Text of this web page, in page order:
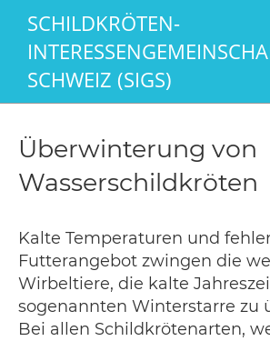
SCHILDKRÖTEN-
SCHWEIZ (SIGS)
Überwinterung von
Wasserschildkröten
Kalte Temperaturen und
Futterangebot zwingen die
Wirbeltiere, die kalte
sogenannten Winterstarre zu
Bei allen Schildkrötenarten,